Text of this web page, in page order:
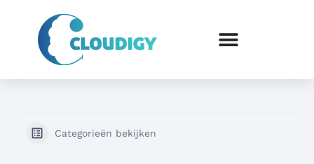
Categorieën bekijken